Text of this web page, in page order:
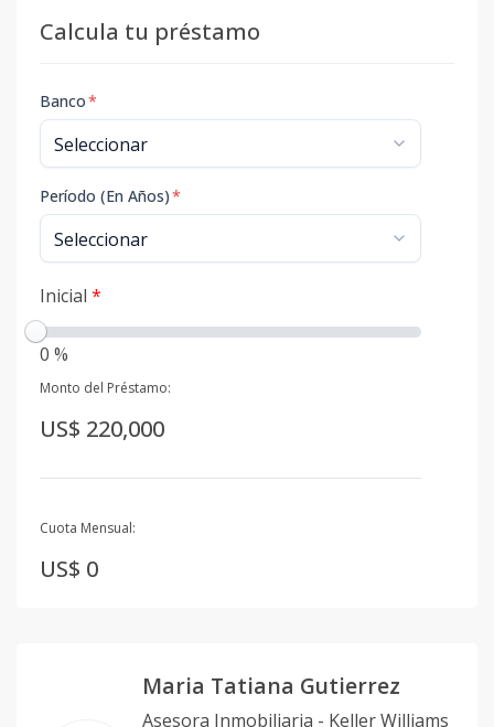
Calcula tu préstamo
Banco*
Período (En Años)*
Inicial *
0 %
Monto del Préstamo:
US$ 220,000
Cuota Mensual:
US$ 0
Maria Tatiana Gutierrez
Asesora Inmobiliaria - Keller Williams